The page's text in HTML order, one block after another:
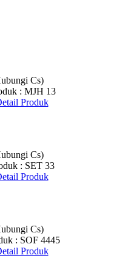
Cs)
: MJH 13
Produk
Cs)
: SET 33
Produk
Cs)
: SOF 4445
Produk